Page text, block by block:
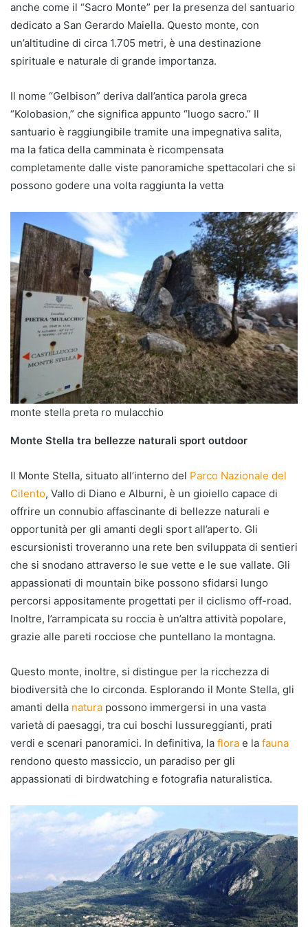
anche come il “Sacro Monte” per la presenza del santuario
dedicato a San Gerardo Maiella. Questo monte, con
un’altitudine di circa 1.705 metri, è una destinazione
spirituale e naturale di grande importanza.
Il nome “Gelbison” deriva dall’antica parola greca
“Kolobasion,” che significa appunto “luogo sacro.” Il
santuario è raggiungibile tramite una impegnativa salita,
ma la fatica della camminata è ricompensata
completamente dalle viste panoramiche spettacolari che si
possono godere una volta raggiunta la vetta
monte stella preta ro mulacchio
Monte Stella tra bellezze naturali sport outdoor
Il Monte Stella, situato all’interno del Parco Nazionale del
Cilento, Vallo di Diano e Alburni, è un gioiello capace di
offrire un connubio affascinante di bellezze naturali e
opportunità per gli amanti degli sport all’aperto. Gli
escursionisti troveranno una rete ben sviluppata di sentieri
che si snodano attraverso le sue vette e le sue vallate. Gli
appassionati di mountain bike possono sfidarsi lungo
percorsi appositamente progettati per il ciclismo off-road.
Inoltre, l’arrampicata su roccia è un’altra attività popolare,
grazie alle pareti rocciose che puntellano la montagna.
Questo monte, inoltre, si distingue per la ricchezza di
biodiversità che lo circonda. Esplorando il Monte Stella, gli
amanti della natura possono immergersi in una vasta
varietà di paesaggi, tra cui boschi lussureggianti, prati
verdi e scenari panoramici. In definitiva, la flora e la fauna
rendono questo massiccio, un paradiso per gli
appassionati di birdwatching e fotografia naturalistica.